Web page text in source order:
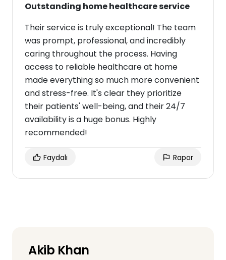
Outstanding home healthcare service
Their service is truly exceptional! The team
was prompt, professional, and incredibly
caring throughout the process. Having
access to reliable healthcare at home
made everything so much more convenient
and stress-free. It's clear they prioritize
their patients' well-being, and their 24/7
availability is a huge bonus. Highly
recommended!
Faydalı Rapor
Akib Khan